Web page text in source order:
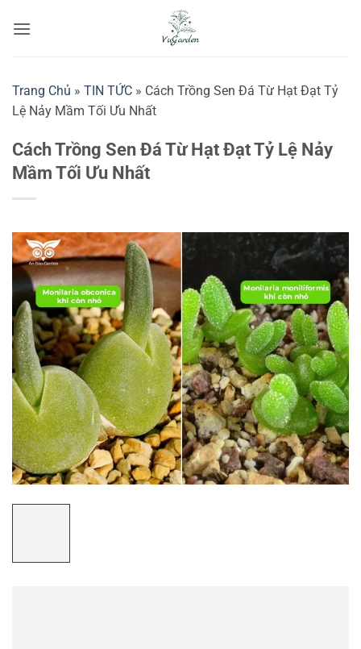
qua
Trang Chủ » TIN TỨC » Cách Trồng Sen Đá Từ Hạt Đạt Tỷ
Lệ Nảy Mầm Tối Ưu Nhất
Cách Trồng Sen Đá Từ Hạt Đạt Tỷ Lệ Nảy
Mầm Tối Ưu Nhất